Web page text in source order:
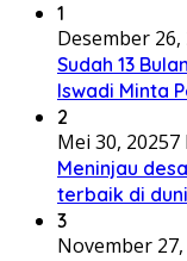
1
Desember 26,
Sudah 13
Iswadi Minta
2
Mei 30, 20257
Meninjau
terbaik di
3
November 27,